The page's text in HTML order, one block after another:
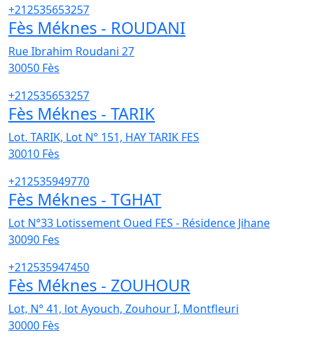
+212535653257
Fès Méknes - ROUDANI
Rue Ibrahim Roudani 27
30050 Fès
+212535653257
Fès Méknes - TARIK
Lot. TARIK, Lot N° 151, HAY TARIK FES
30010 Fès
+212535949770
Fès Méknes - TGHAT
Lot N°33 Lotissement Oued FES - Résidence Jihane
30090 Fes
+212535947450
Fès Méknes - ZOUHOUR
Lot, N° 41, lot Ayouch, Zouhour I, Montfleuri
30000 Fès